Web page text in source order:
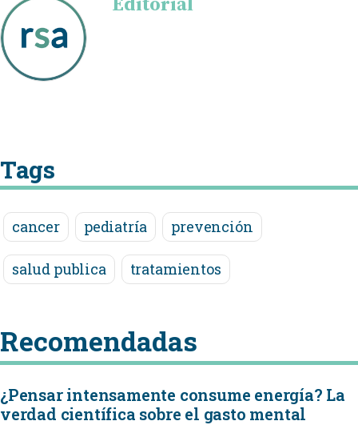
Tags
cancer pediatría prevención
salud publica tratamientos
Recomendadas
¿Pensar intensamente consume energía? La
verdad científica sobre el gasto mental